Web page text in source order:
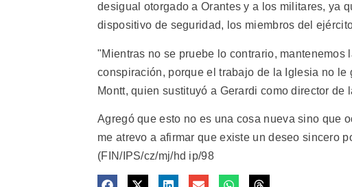
desigual otorgado a Orantes y a los militares, ya
dispositivo de seguridad, los miembros del
"Mientras no se pruebe lo contrario,
conspiración, porque el trabajo de la Iglesia no
Montt, quien sustituyó a Gerardi como director de
Agregó que esto no es una cosa nueva sino que
me atrevo a afirmar que existe un deseo sincero
(FIN/IPS/cz/mj/hd ip/98